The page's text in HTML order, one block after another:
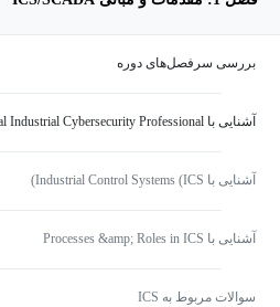
بررسی سرفصل‌های دوره
آشنایی با Global Industrial Cybersecurity Professional
آشنایی با Industrial Control Systems (ICS)
آشنایی با Processes &amp; Roles in ICS
سوالات مربوط به ICS